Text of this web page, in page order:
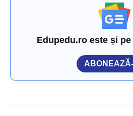
Edupedu.ro este și